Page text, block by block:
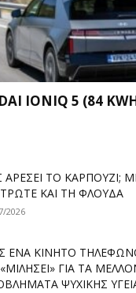
IONIQ 5 (84
ΑΡΈΣΕΙ ΤΟ ΚΑΡΠΟΎΖΙ;
ΚΑΙ ΤΗ ΦΛΟΎΔΑ
2026
ΈΝΑ ΚΙΝΗΤΌ
ΓΙΑ ΤΑ
ΨΥΧΙΚΉΣ